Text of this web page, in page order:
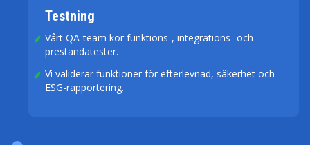
Testning
Vårt QA-team kör funktions-, integrations- och
prestandatester.
Vi validerar funktioner för efterlevnad, säkerhet och
ESG-rapportering.